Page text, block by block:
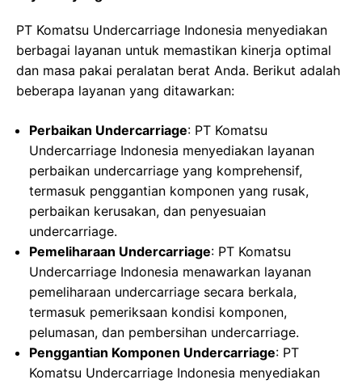
PT Komatsu Undercarriage Indonesia menyediakan
berbagai layanan untuk memastikan kinerja optimal
dan masa pakai peralatan berat Anda. Berikut adalah
beberapa layanan yang ditawarkan:
Perbaikan Undercarriage: PT Komatsu
Undercarriage Indonesia menyediakan layanan
perbaikan undercarriage yang komprehensif,
termasuk penggantian komponen yang rusak,
perbaikan kerusakan, dan penyesuaian
undercarriage.
Pemeliharaan Undercarriage: PT Komatsu
Undercarriage Indonesia menawarkan layanan
pemeliharaan undercarriage secara berkala,
termasuk pemeriksaan kondisi komponen,
pelumasan, dan pembersihan undercarriage.
Penggantian Komponen Undercarriage: PT
Komatsu Undercarriage Indonesia menyediakan